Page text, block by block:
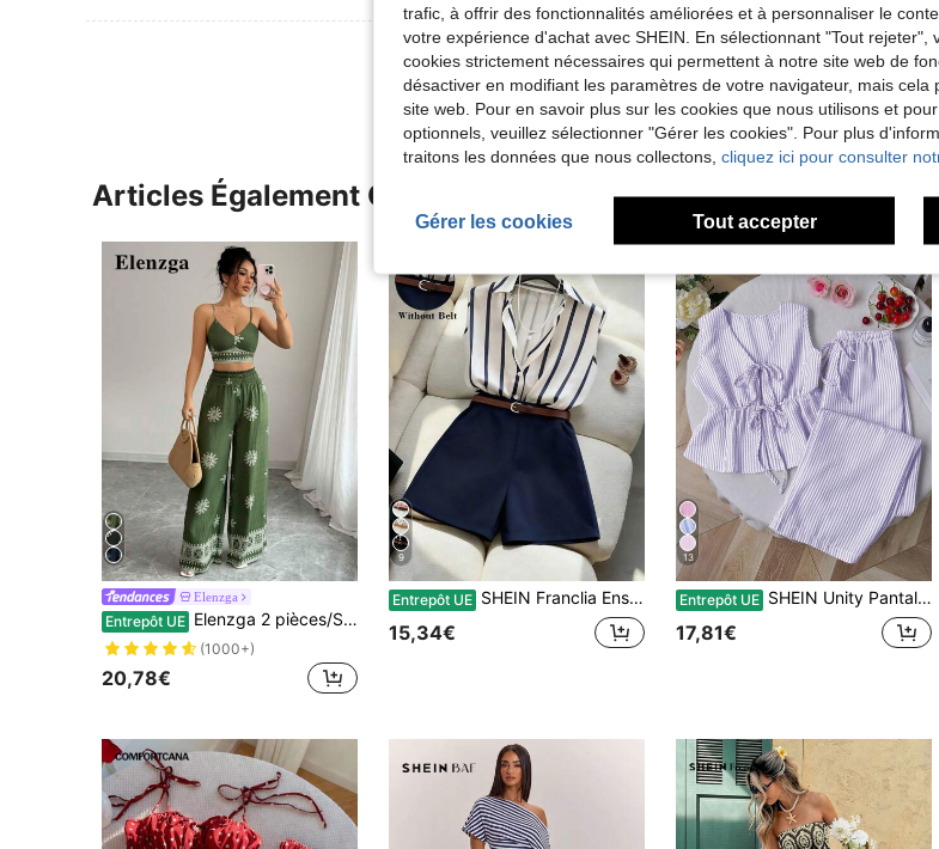
Voir Plus D'avis
Articles Également Consultés
Elenzga
Entrepôt UE Elenzga 2 pièces/Set Débardeur à imprimé floral vert et pantalon long décontracté pour femmes, style de vacances
(1000+)
20,78€
9
Entrepôt UE SHEIN Franclia Ensemble sans manches pour femme, simple et à la mode, idéal pour le printemps et l'été. Ce top à rayures verticales blanches et noires se compose d'un short bleu marine, d'une chemise sans col et d'une fermeture à un bouton. Confectionné dans un tissu frais et confortable, il convient aussi bien au bureau qu'aux loisirs. Caractéristiques : Ensemble chemise sans manches rayée pour femme, ensemble sans col à simple boutonnage, tenue de bureau simple, ensemble décontracté pour tous les jours, ensemble à la mode.
15,34€
13
Entrepôt UE SHEIN Unity Pantalon droit polyvalent minimaliste à lacets rose rayé, nouveau pour l'été en Europe et en Amérique, ensemble 2 pièces pour femmes
17,81€
trafic, à offrir des fonctionnalités améliorées et à personnaliser le
votre expérience d'achat avec SHEIN. En sélectionnant "Tout rejeter",
cookies strictement nécessaires qui permettent à notre site web de
désactiver en modifiant les paramètres de votre navigateur, mais cela
site web. Pour en savoir plus sur les cookies que nous utilisons et
optionnels, veuillez sélectionner "Gérer les cookies". Pour plus
traitons les données que nous collectons, cliquez ici pour consulter
Gérer les cookies Tout accepter